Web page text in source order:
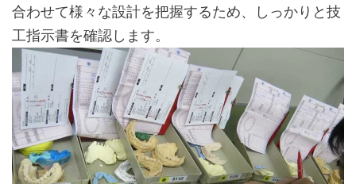
合わせて様々な設計を把握するため、しっかりと技
工指示書を確認します。